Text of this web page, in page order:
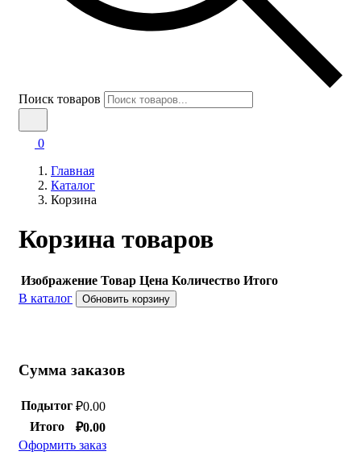
Поиск товаров
0
Главная
Каталог
Корзина
Корзина товаров
Изображение Товар Цена Количество Итого
В каталог
Обновить корзину
Сумма заказов
Подытог ₽0.00
Итого
₽0.00
Оформить заказ